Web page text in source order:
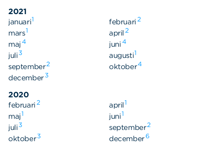
2021
januari1 februari 2
mars1 april 2
maj 4 juni 4
juli3 augusti1
september2 oktober4
december3
2020
februari 2 april1
maj1 juni1
juli3 september2
oktober3 december6